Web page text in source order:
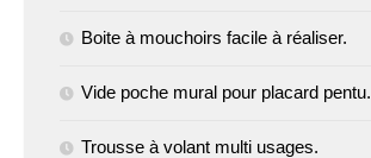
Boite à mouchoirs facile à réaliser.
Vide poche mural pour placard pentu.
Trousse à volant multi usages.